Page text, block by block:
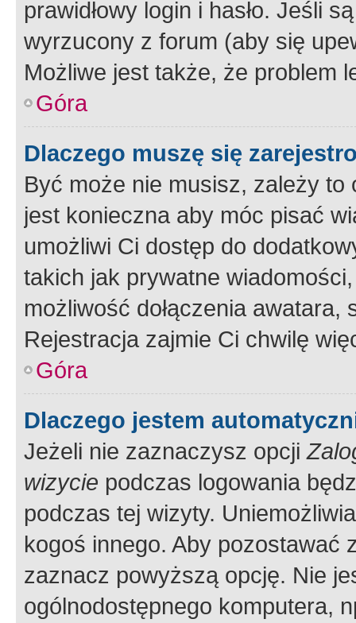
prawidłowy login i hasło. Jeśli
wyrzucony z forum (aby się
Możliwe jest także, że problem
Góra
Dlaczego muszę się
Być może nie musisz, zależy
jest konieczna aby móc pisać
umożliwi Ci dostęp do
takich jak prywatne
możliwość dołączenia
Rejestracja zajmie Ci chwilę
Góra
Dlaczego jestem
Jeżeli nie zaznaczysz opcji
wizycie podczas logowania
podczas tej wizyty.
kogoś innego. Aby pozostawać
zaznacz powyższą opcję. Nie
ogólnodostępnego komputera,